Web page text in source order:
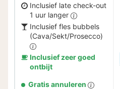
Inclusief late check-out
1 uur langer
Inclusief fles bubbels
(Cava/Sekt/Prosecco)
Inclusief zeer goed
ontbijt
Gratis annuleren